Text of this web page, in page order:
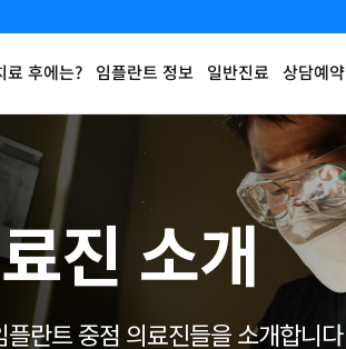
료 후에는? 임플란트 정보 일반진료 상담예약
진 소개
플란트 중점 의료진들을 소개합니다